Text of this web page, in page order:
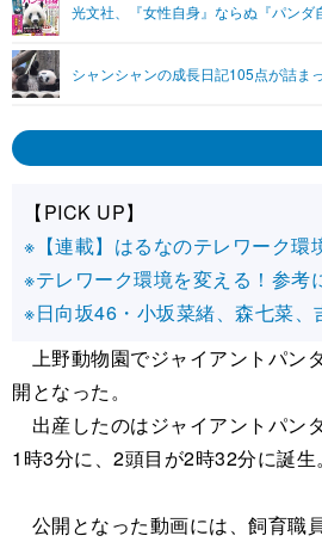
プッシュ通知の停止方法
光文社、『女性自身』ならぬ『パンダ
シャンシャンの成長日記105点が詰ま
【PICK UP】
※【連載】はるなのテレワーク環
※テレワーク環境を変える！参考
※日向坂46・小坂菜緒、森七菜
上野動物園でジャイアントパン
開となった。
出産したのはジャイアントパン
1時3分に、2頭目が2時32分に誕生
公開となった動画には、飼育職